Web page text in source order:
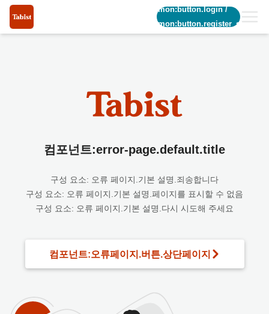
common:button.login/
common:button.register_short
컴포넌트:error-page.default.title
구성 요소: 오류 페이지.기본 설명.죄송합니다
구성 요소: 오류 페이지.기본 설명.페이지를 표시할 수 없음
구성 요소: 오류 페이지.기본 설명.다시 시도해 주세요
컴포넌트:오류페이지.버튼.상단페이지